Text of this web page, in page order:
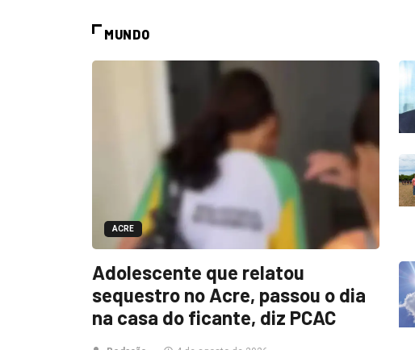
MUNDO
ACRE
Adolescente que relatou
sequestro no Acre, passou o dia
na casa do ficante, diz PCAC